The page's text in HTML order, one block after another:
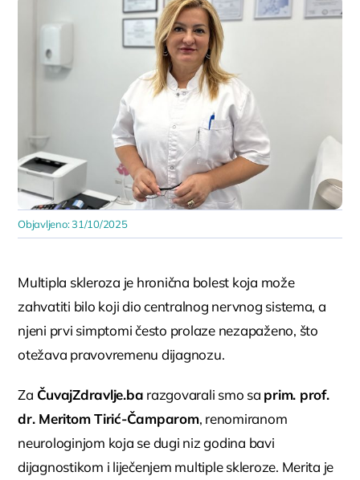
Objavljeno: 31/10/2025
Multipla skleroza je hronična bolest koja može
zahvatiti bilo koji dio centralnog nervnog sistema, a
njeni prvi simptomi često prolaze nezapaženo, što
otežava pravovremenu dijagnozu.
Za ČuvajZdravlje.ba razgovarali smo sa prim. prof.
dr. Meritom Tirić-Čamparom, renomiranom
neurologinjom koja se dugi niz godina bavi
dijagnostikom i liječenjem multiple skleroze. Merita je